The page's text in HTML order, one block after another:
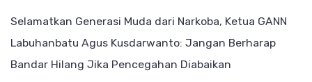
Selamatkan Generasi Muda dari Narkoba, Ketua GANN
Labuhanbatu Agus Kusdarwanto: Jangan Berharap
Bandar Hilang Jika Pencegahan Diabaikan